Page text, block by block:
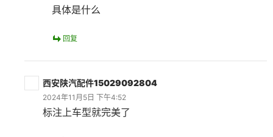
具体是什么
回复
西安陕汽配件15029092804
2024年11月5日 下午4:52
标注上车型就完美了